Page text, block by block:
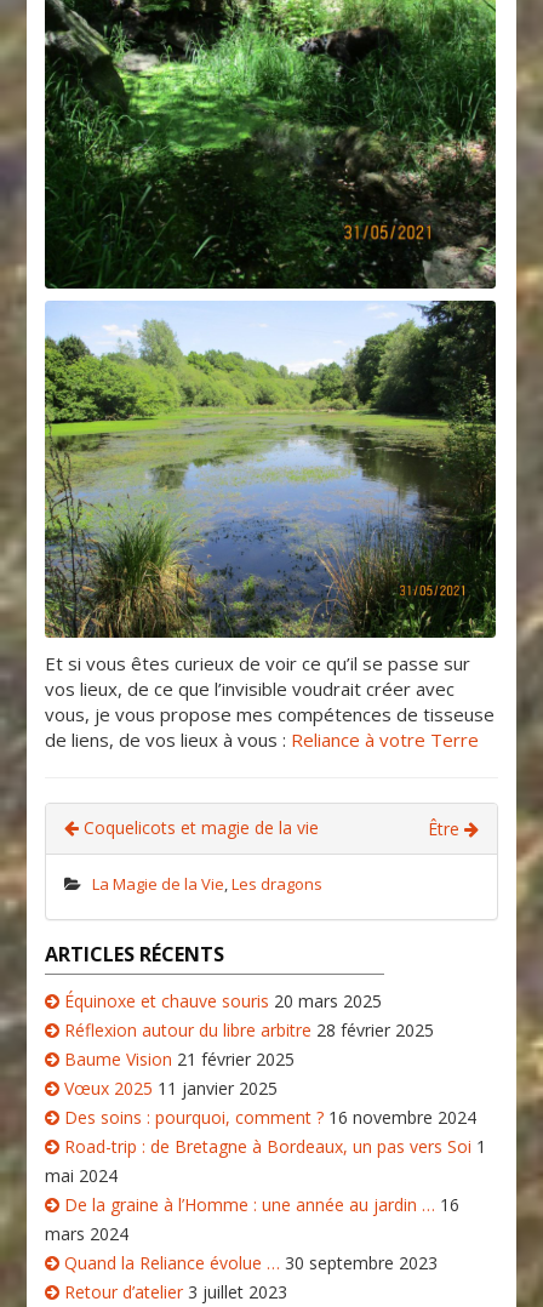
Et si vous êtes curieux de voir ce qu’il se passe sur
vos lieux, de ce que l’invisible voudrait créer avec
vous, je vous propose mes compétences de tisseuse
de liens, de vos lieux à vous : Reliance à votre Terre
Coquelicots et magie de la vie Être
La Magie de la Vie ,Les dragons
ARTICLES RÉCENTS
Équinoxe et chauve souris 20 mars 2025
Réflexion autour du libre arbitre 28 février 2025
Baume Vision 21 février 2025
Vœux 2025 11 janvier 2025
Des soins : pourquoi, comment ? 16 novembre 2024
Road-trip : de Bretagne à Bordeaux, un pas vers Soi 1
mai 2024
De la graine à l’Homme : une année au jardin … 16
mars 2024
Quand la Reliance évolue … 30 septembre 2023
Retour d’atelier 3 juillet 2023